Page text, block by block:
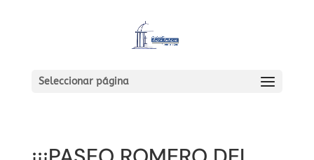
Seleccionar página